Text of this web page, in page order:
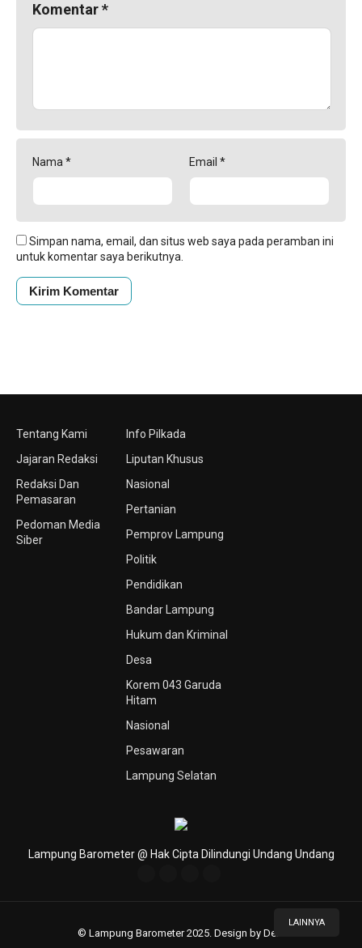
Komentar*
Nama * Email *
Simpan nama, email, dan situs web saya pada peramban ini
untuk komentar saya berikutnya.
LAINNYA
Tentang Kami
Jajaran Redaksi
Redaksi Dan
Pemasaran
Pedoman Media
Siber
Info Pilkada
Liputan Khusus
Nasional
Pertanian
Pemprov Lampung
Politik
Pendidikan
Bandar Lampung
Hukum dan Kriminal
Desa
Korem 043 Garuda
Hitam
Nasional
Pesawaran
Lampung Selatan
Lampung Barometer @ Hak Cipta Dilindungi Undang Undang
© Lampung Barometer 2025. Design by Deni